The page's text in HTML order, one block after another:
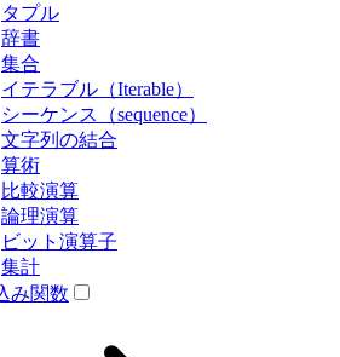
タプル
辞書
集合
イテラブル（Iterable）
シーケンス（sequence）
文字列の結合
算術
比較演算
論理演算
ビット演算子
集計
み関数